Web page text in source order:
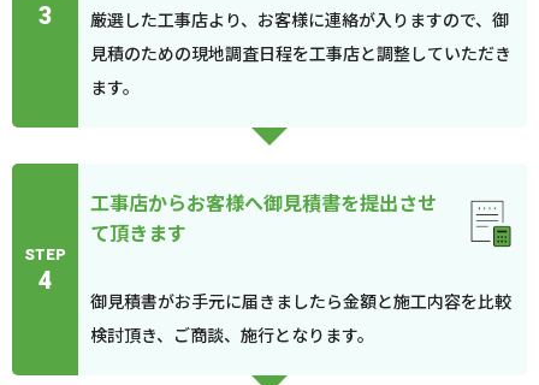
3
厳選した工事店より、お客様に連絡が入りますので、御
見積のための現地調査日程を工事店と調整していただき
ます。
STEP
4
工事店からお客様へ御見積書を提出させ
て頂きます
御見積書がお手元に届きましたら金額と施工内容を比較
検討頂き、ご商談、施行となります。